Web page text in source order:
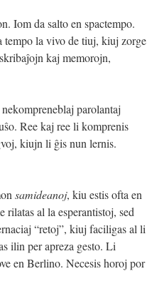
Iom da salto en spactempo.
tempo la vivo de tiuj, kiuj zorge
kaj memorojn,
parolantaj
Ree kaj ree li komprenis
kiujn li ĝis nun lernis.
samideanoj, kiu estis ofta en
rilatas al la esperantistoj, sed
“retoj”, kiuj faciligas al li
ilin per apreza gesto. Li
en Berlino. Necesis horoj por